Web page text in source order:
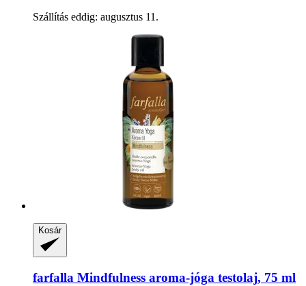
Szállítás eddig: augusztus 11.
Kosár
farfalla Mindfulness aroma-​jóga testolaj, 75 ml